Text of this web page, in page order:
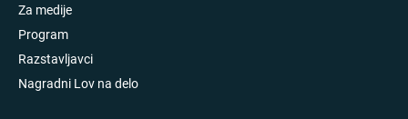
Za medije
Program
Razstavljavci
Nagradni Lov na delo